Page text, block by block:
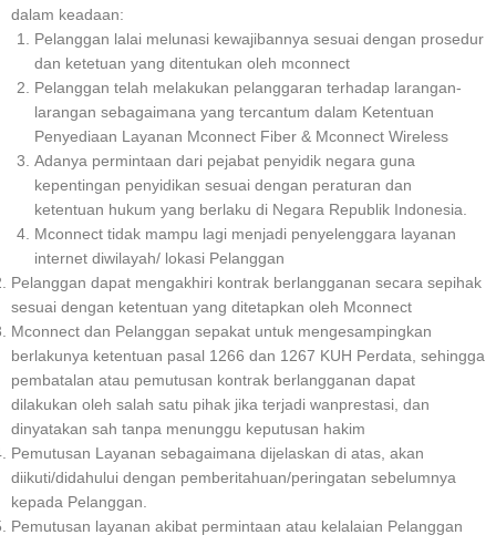
dalam keadaan:
Pelanggan lalai melunasi kewajibannya sesuai dengan prosedur
dan ketetuan yang ditentukan oleh mconnect
Pelanggan telah melakukan pelanggaran terhadap larangan-
larangan sebagaimana yang tercantum dalam Ketentuan
Penyediaan Layanan Mconnect Fiber & Mconnect Wireless
Adanya permintaan dari pejabat penyidik negara guna
kepentingan penyidikan sesuai dengan peraturan dan
ketentuan hukum yang berlaku di Negara Republik Indonesia.
Mconnect tidak mampu lagi menjadi penyelenggara layanan
internet diwilayah/ lokasi Pelanggan
Pelanggan dapat mengakhiri kontrak berlangganan secara sepihak
sesuai dengan ketentuan yang ditetapkan oleh Mconnect
Mconnect dan Pelanggan sepakat untuk mengesampingkan
berlakunya ketentuan pasal 1266 dan 1267 KUH Perdata, sehingga
pembatalan atau pemutusan kontrak berlangganan dapat
dilakukan oleh salah satu pihak jika terjadi wanprestasi, dan
dinyatakan sah tanpa menunggu keputusan hakim
Pemutusan Layanan sebagaimana dijelaskan di atas, akan
diikuti/didahului dengan pemberitahuan/peringatan sebelumnya
kepada Pelanggan.
Pemutusan layanan akibat permintaan atau kelalaian Pelanggan